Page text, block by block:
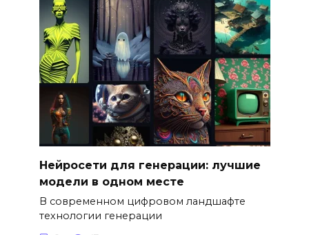
Нейросети для генерации: лучшие
модели в одном месте
В современном цифровом ландшафте
технологии генерации